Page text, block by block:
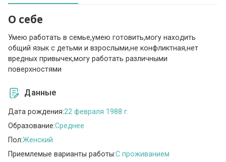
О себе
Умею работать в семье,умею готовить,могу находить
общий язык с детьми и взрослыми,не конфликтная,нет
вредных привычек,могу работать различными
поверхностями
Данные
Дата рождения:22 февраля 1988 г.
Образование:Среднее
Пол:Женский
Приемлемые варианты работы:C проживанием